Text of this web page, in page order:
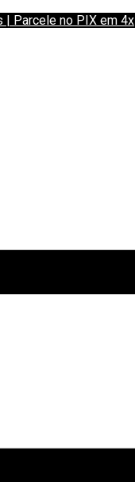
| Parcele no PIX em 4x